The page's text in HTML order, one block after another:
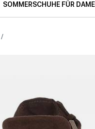
SOMMERSCHUHE FÜR
NIEDRIGE SANDALEN
UND STIEFELETTEN